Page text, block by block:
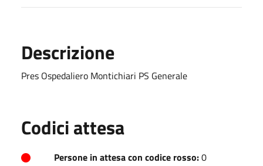
Descrizione
Pres Ospedaliero Montichiari PS Generale
Codici attesa
Persone in attesa con codice rosso:0